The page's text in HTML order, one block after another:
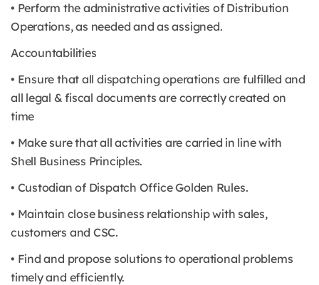
• Perform the administrative activities of Distribution
Operations, as needed and as assigned.
Accountabilities
• Ensure that all dispatching operations are fulfilled and
all legal & fiscal documents are correctly created on
time
• Make sure that all activities are carried in line with
Shell Business Principles.
• Custodian of Dispatch Office Golden Rules.
• Maintain close business relationship with sales,
customers and CSC.
• Find and propose solutions to operational problems
timely and efficiently.